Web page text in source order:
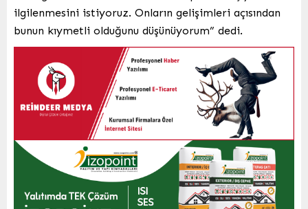
ilgilenmesini istiyoruz. Onların gelişimleri açısından
bunun kıymetli olduğunu düşünüyorum” dedi.